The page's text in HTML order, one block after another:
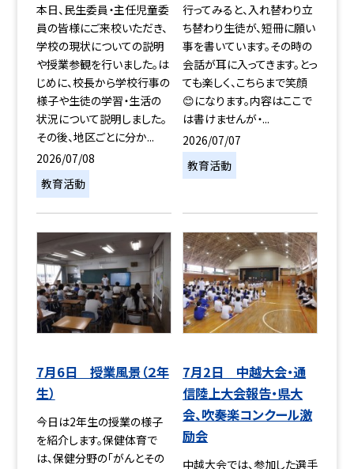
本日、民生委員・主任児童委
員の皆様にご来校いただき、
学校の現状についての説明
や授業参観を行いました。は
じめに、校長から学校行事の
様子や生徒の学習・生活の
状況について説明しました。
その後、地区ごとに分か...
2026/07/08
教育活動
行ってみると、入れ替わり立
ち替わり生徒が、短冊に願い
事を書いています。その時の
会話が耳に入ってきます。とっ
ても楽しく、こちらまで笑顔
😊になります。内容はここで
は書けませんが・...
2026/07/07
教育活動
7月6日 授業風景（２年
生）
今日は2年生の授業の様子
を紹介します。保健体育で
は、保健分野の「がんとその
7月2日 中越大会・通
信陸上大会報告・県大
会、吹奏楽コンクール激
励会
中越大会では、参加した選手